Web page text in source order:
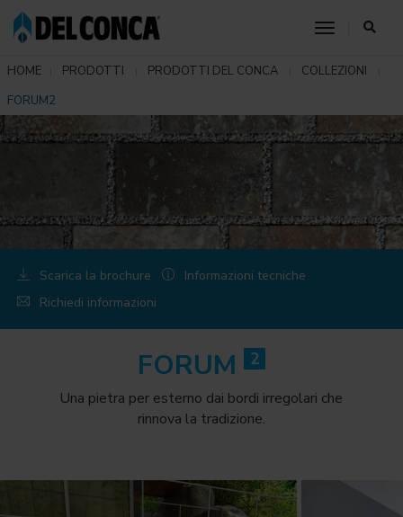
toggle
HOME PRODOTTI PRODOTTI DEL CONCA
COLLEZIONI
FORUM2
Scarica la brochure
Informazioni tecniche
Richiedi informazioni
FORUM 2
Una pietra per esterno dai bordi irregolari che
rinnova la tradizione.